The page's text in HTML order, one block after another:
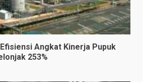
Angkat Kinerja Pupuk
253%